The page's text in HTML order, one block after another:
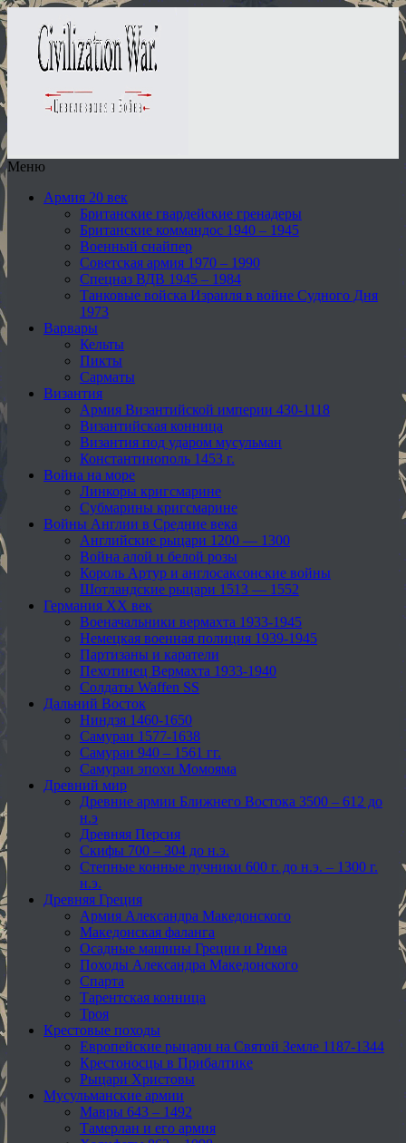
Меню
Армия 20 век
Британские гвардейские гренадеры
Британские коммандос 1940 – 1945
Военный снайпер
Советская армия 1970 – 1990
Спецназ ВДВ 1945 – 1984
Танковые войска Израиля в войне Судного Дня
1973
Варвары
Кельты
Пикты
Сарматы
Византия
Армия Византийской империи 430-1118
Византийская конница
Византия под ударом мусульман
Константинополь 1453 г.
Война на море
Линкоры кригсмарине
Субмарины кригсмарине
Войны Англии в Средние века
Английские рыцари 1200 — 1300
Война алой и белой розы
Король Артур и англосаксонские войны
Шотландские рыцари 1513 — 1552
Германия XX век
Военачальники вермахта 1933-1945
Немецкая военная полиция 1939-1945
Партизаны и каратели
Пехотинец Вермахта 1933-1940
Солдаты Waffen SS
Дальний Восток
Ниндзя 1460-1650
Самураи 1577-1638
Самураи 940 – 1561 гг.
Самураи эпохи Момояма
Древний мир
Древние армии Ближнего Востока 3500 – 612 до
н.э
Древняя Персия
Скифы 700 – 304 до н.э.
Степные конные лучники 600 г. до н.э. – 1300 г.
н.э.
Древняя Греция
Армия Александра Македонского
Македонская фаланга
Осадные машины Греции и Рима
Походы Александра Македонского
Спарта
Тарентская конница
Троя
Крестовые походы
Европейские рыцари на Святой Земле 1187-1344
Крестоносцы в Прибалтике
Рыцари Христовы
Мусульманские армии
Мавры 643 – 1492
Тамерлан и его армия